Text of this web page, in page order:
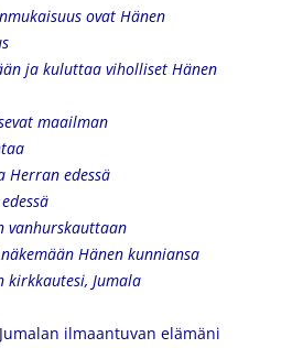
ovat Hänen
ja kuluttaa viholliset Hänen
maailman
Herran edessä
vanhurskauttaan
Hänen kunniansa
kirkkautesi, Jumala
ilmaantuvan elämäni